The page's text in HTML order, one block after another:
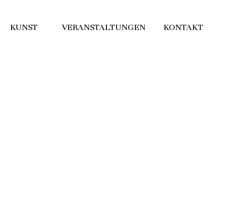
KUNST VERANSTALTUNGEN KONTAKT